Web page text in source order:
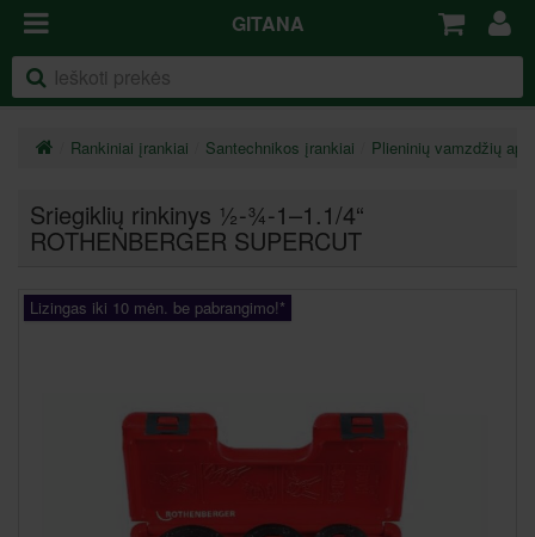
GITANA
Rankiniai įrankiai Santechnikos įrankiai Plieninių vamzdžių
Sriegiklių rinkinys ½-¾-1–1.1/4“
ROTHENBERGER SUPERCUT
Lizingas iki 10 mėn. be pabrangimo!*